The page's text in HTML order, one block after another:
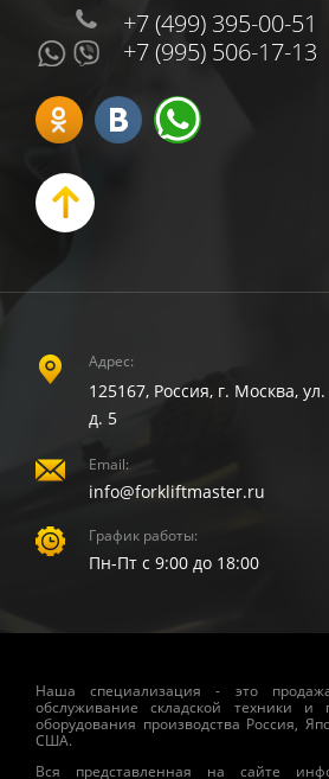
+7 (499) 395-00-51
+7 (995) 506-17-13
Адрес:
125167, Россия, г. Москва,
д. 5
Email:
info@forkliftmaster.ru
График работы:
Пн-Пт с 9:00 до 18:00
Наша специализация - это
обслуживание складской техники и
оборудования производства Россия,
США.
Вся представленная на сайте